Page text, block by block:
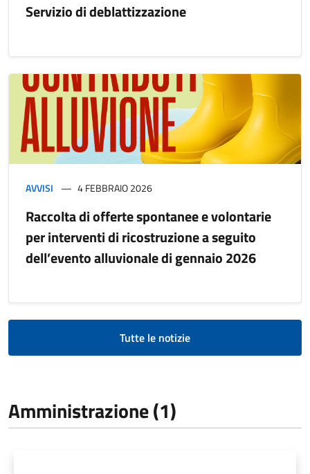
Servizio di deblattizzazione
AVVISI 4 FEBBRAIO 2026
Raccolta di offerte spontanee e volontarie
per interventi di ricostruzione a seguito
dell’evento alluvionale di gennaio 2026
Tutte le notizie
Amministrazione (1)